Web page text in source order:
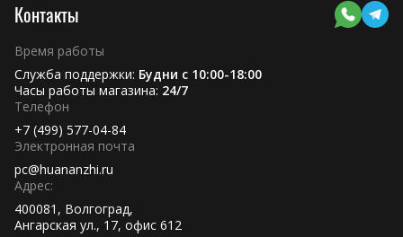
Контакты
Время работы
Служба поддержки: Будни с 10:00-18:00
Часы работы магазина: 24/7
Телефон
+7 (499) 577-04-84
Электронная почта
pc@huananzhi.ru
Адрес:
400081, Волгоград,
Ангарская ул., 17, офис 612